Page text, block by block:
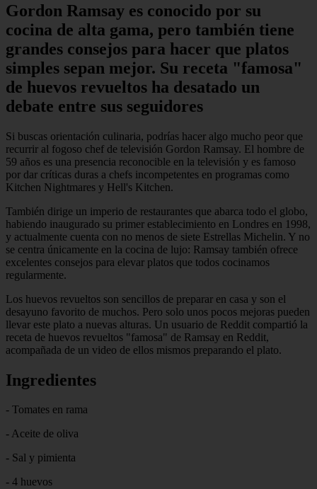
Gordon Ramsay es conocido por su
cocina de alta gama, pero también tiene
grandes consejos para hacer que platos
simples sepan mejor. Su receta "famosa"
de huevos revueltos ha desatado un
debate entre sus seguidores
Si buscas orientación culinaria, podrías hacer algo mucho peor que
recurrir al fogoso chef de televisión Gordon Ramsay. El hombre de
59 años es una presencia reconocible en la televisión y es famoso
por dar críticas duras a chefs incompetentes en programas como
Kitchen Nightmares y Hell's Kitchen.
También dirige un imperio de restaurantes que abarca todo el globo,
habiendo inaugurado su primer establecimiento en Londres en 1998,
y actualmente cuenta con no menos de siete Estrellas Michelin. Y no
se centra únicamente en la cocina de lujo: Ramsay también ofrece
excelentes consejos para elevar platos que todos cocinamos
regularmente.
Los huevos revueltos son sencillos de preparar en casa y son el
desayuno favorito de muchos. Pero solo unos pocos mejoras pueden
llevar este plato a nuevas alturas. Un usuario de Reddit compartió la
receta de huevos revueltos "famosa" de Ramsay en Reddit,
acompañada de un video de ellos mismos preparando el plato.
Ingredientes
- Tomates en rama
- Aceite de oliva
- Sal y pimienta
- 4 huevos